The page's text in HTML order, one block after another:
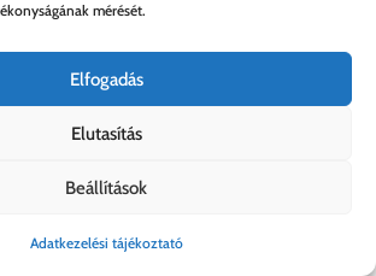
mérését.
Elfogadás
Elutasítás
Beállítások
Adatkezelési tájékoztató
András e.v. | 57357889-1-33